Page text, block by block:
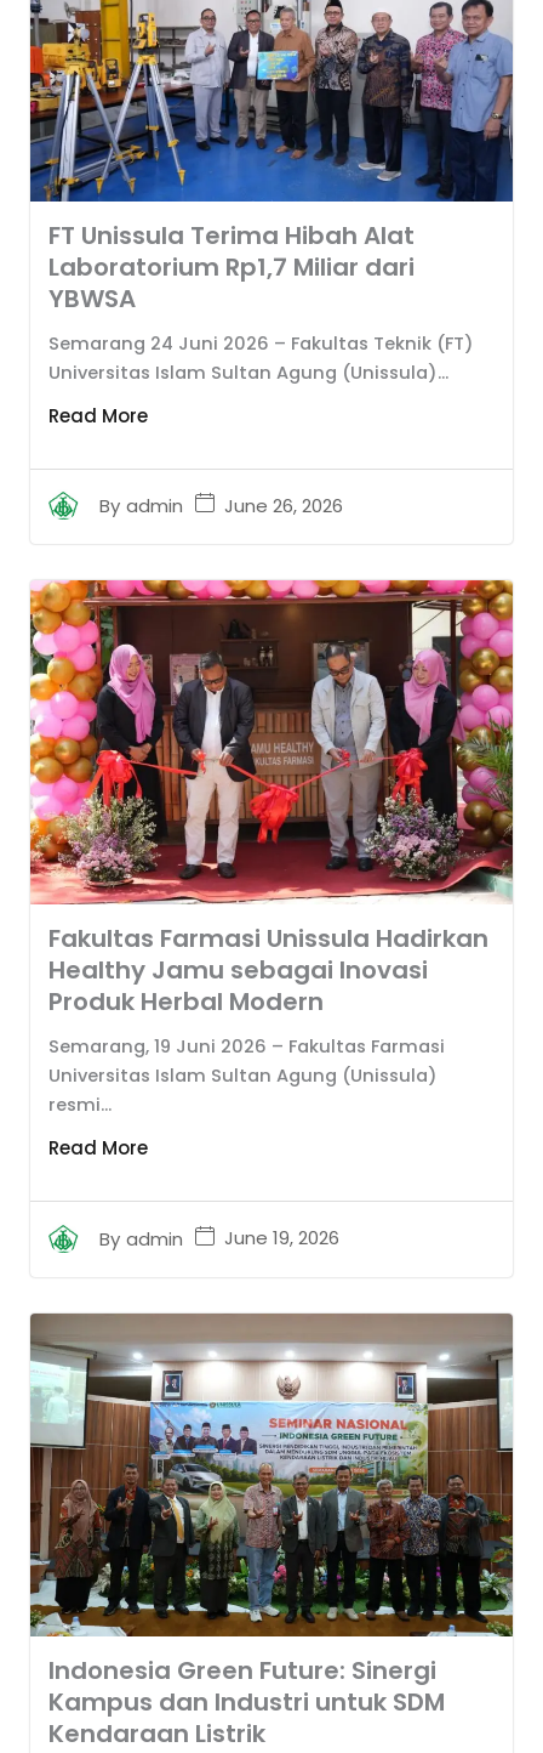
FT Unissula Terima Hibah Alat
Laboratorium Rp1,7 Miliar dari
YBWSA
By admin June 26, 2026
Semarang 24 Juni 2026 – Fakultas Teknik (FT)
Universitas Islam Sultan Agung (Unissula)...
Read More
Fakultas Farmasi Unissula Hadirkan
Healthy Jamu sebagai Inovasi
Produk Herbal Modern
By admin June 19, 2026
Semarang, 19 Juni 2026 – Fakultas Farmasi
Universitas Islam Sultan Agung (Unissula)
resmi...
Read More
Indonesia Green Future: Sinergi
Kampus dan Industri untuk SDM
Kendaraan Listrik